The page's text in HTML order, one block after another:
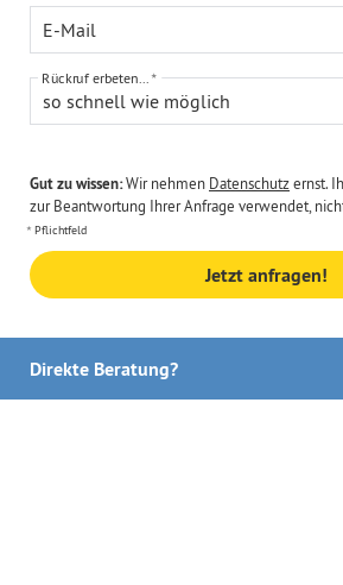
E-Mail
so schnell wie möglich
Rückruf erbeten...
Gut zu wissen:Wir nehmen Datenschutzernst.
zur Beantwortung Ihrer Anfrage verwendet,
Pflichtfeld
Jetzt anfragen!
Direkte Beratung?